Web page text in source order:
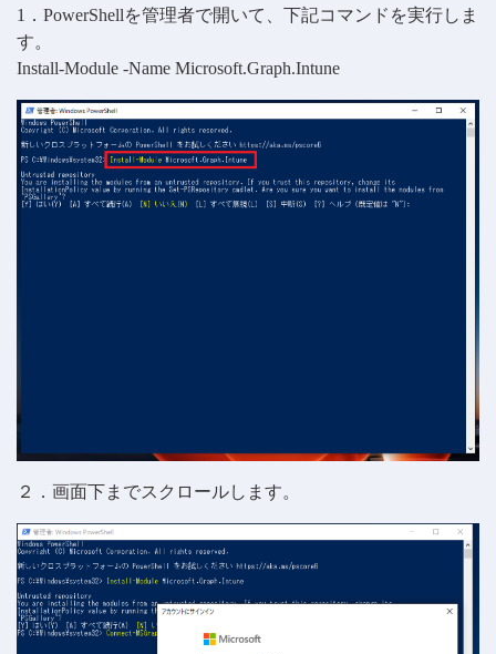
1．PowerShellを管理者で開いて、下記コマンドを実行しま
す。
Install-Module -Name Microsoft.Graph.Intune
２．画面下までスクロールします。